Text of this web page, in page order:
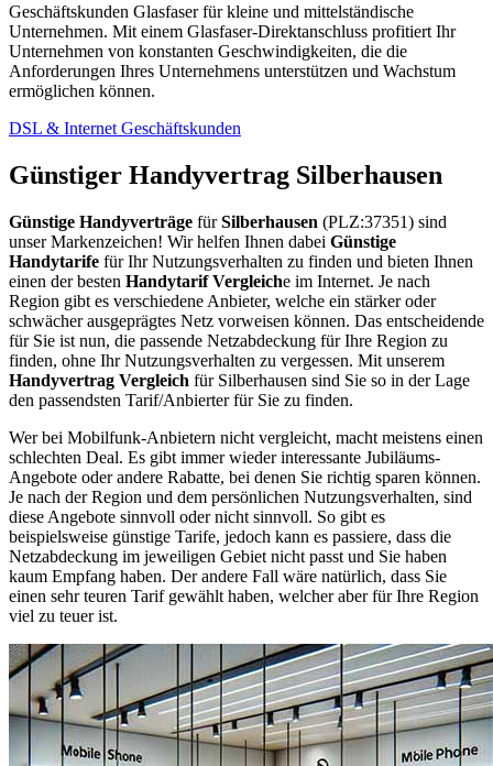
Geschäftskunden Glasfaser für kleine und mittelständische
Unternehmen. Mit einem Glasfaser-Direktanschluss profitiert Ihr
Unternehmen von konstanten Geschwindigkeiten, die die
Anforderungen Ihres Unternehmens unterstützen und Wachstum
ermöglichen können.
DSL & Internet Geschäftskunden
Günstiger Handyvertrag Silberhausen
Günstige Handyverträge fürSilberhausen (PLZ:37351) sind
unser Markenzeichen! Wir helfen Ihnen dabei Günstige
Handytarife für Ihr Nutzungsverhalten zu finden und bieten Ihnen
einen der besten Handytarif Vergleiche im Internet. Je nach
Region gibt es verschiedene Anbieter, welche ein stärker oder
schwächer ausgeprägtes Netz vorweisen können. Das entscheidende
für Sie ist nun, die passende Netzabdeckung für Ihre Region zu
finden, ohne Ihr Nutzungsverhalten zu vergessen. Mit unserem
Handyvertrag Vergleich für Silberhausen sind Sie so in der Lage
den passendsten Tarif/Anbierter für Sie zu finden.
Wer bei Mobilfunk-Anbietern nicht vergleicht, macht meistens einen
schlechten Deal. Es gibt immer wieder interessante Jubiläums-
Angebote oder andere Rabatte, bei denen Sie richtig sparen können.
Je nach der Region und dem persönlichen Nutzungsverhalten, sind
diese Angebote sinnvoll oder nicht sinnvoll. So gibt es
beispielsweise günstige Tarife, jedoch kann es passiere, dass die
Netzabdeckung im jeweiligen Gebiet nicht passt und Sie haben
kaum Empfang haben. Der andere Fall wäre natürlich, dass Sie
einen sehr teuren Tarif gewählt haben, welcher aber für Ihre Region
viel zu teuer ist.